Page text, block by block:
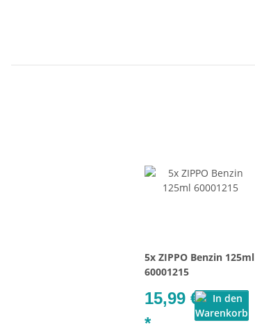
5x ZIPPO Benzin 125ml
60001215
15,99 €
*